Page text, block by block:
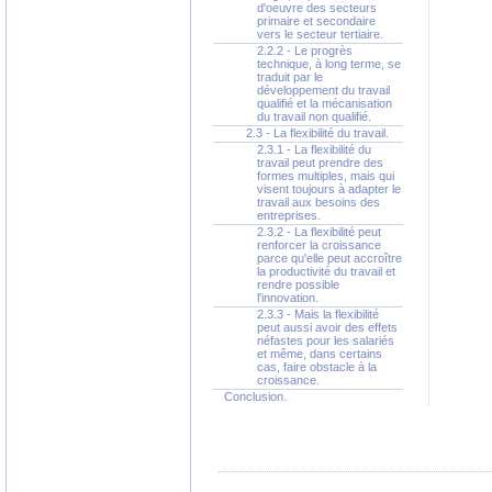
d'oeuvre des secteurs
primaire et secondaire
vers le secteur tertiaire.
2.2.2 - Le progrès
technique, à long terme, se
traduit par le
développement du travail
qualifié et la mécanisation
du travail non qualifié.
2.3 - La flexibilité du travail.
2.3.1 - La flexibilité du
travail peut prendre des
formes multiples, mais qui
visent toujours à adapter le
travail aux besoins des
entreprises.
2.3.2 - La flexibilité peut
renforcer la croissance
parce qu'elle peut accroître
la productivité du travail et
rendre possible
l'innovation.
2.3.3 - Mais la flexibilité
peut aussi avoir des effets
néfastes pour les salariés
et même, dans certains
cas, faire obstacle à la
croissance.
Conclusion.